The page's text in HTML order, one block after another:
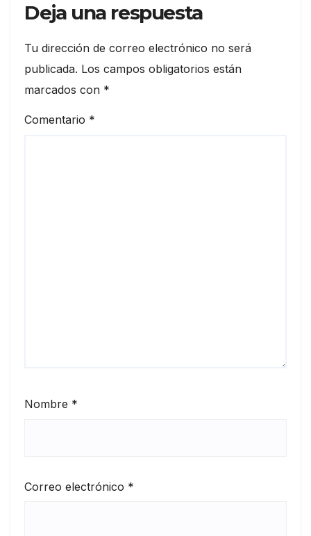
Deja una respuesta
Tu dirección de correo electrónico no será
publicada. Los campos obligatorios están
marcados con *
Comentario *
Nombre *
Correo electrónico *